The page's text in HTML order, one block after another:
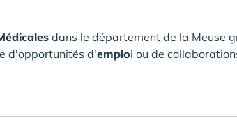
dans le département de la Meuse
d'opportunités d'emploi ou de